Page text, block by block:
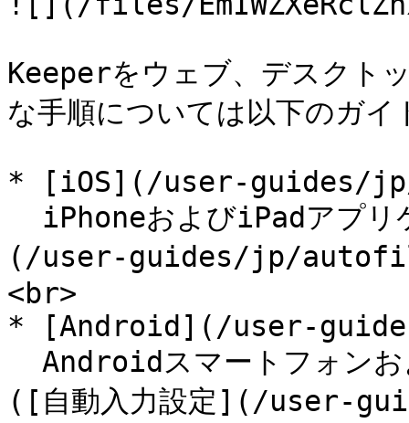
Keeperをウェブ、デスクト
な手順については以下のガ
* [iOS](/user-guides/
(/user-guides/jp/
<br>
* [Android](/user-
([自動入力設定](/